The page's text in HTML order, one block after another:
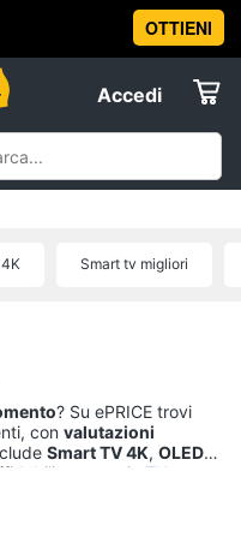
OTTIENI
Accedi
Smart tv migliori
? Su ePRICE trovi
con valutazioni
Smart TV 4K, OLED,
tutte le categorie TV
dedicate a